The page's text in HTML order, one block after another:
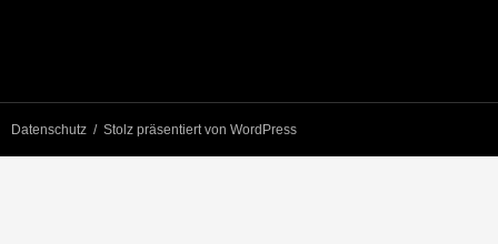
Datenschutz Stolz präsentiert von WordPress